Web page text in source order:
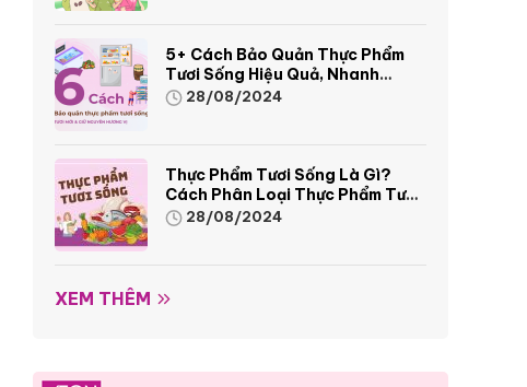
5+ Cách Bảo Quản Thực Phẩm
Tươi Sống Hiệu Quả, Nhanh
Chóng
28/08/2024
Thực Phẩm Tươi Sống Là Gì?
Cách Phân Loại Thực Phẩm Tươi
Sống28/08/2024
XEM THÊM